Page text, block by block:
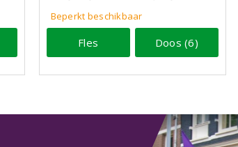
Beperkt beschikbaar
Fles Doos (6)